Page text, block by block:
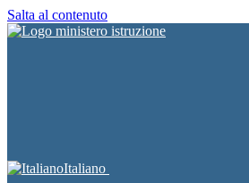
Salta al contenuto
Italiano